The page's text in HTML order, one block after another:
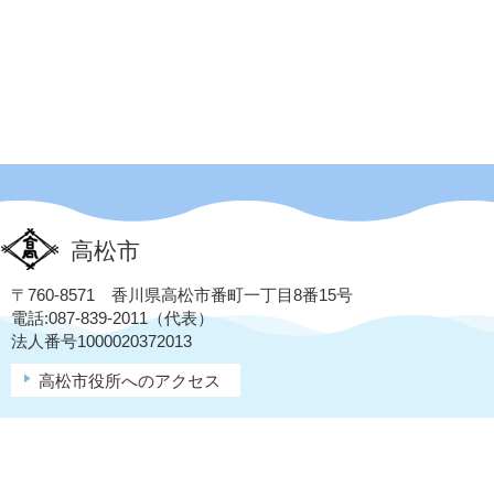
高松市
〒760-8571 香川県高松市番町一丁目8番15号
電話:087-839-2011（代表）
法人番号1000020372013
高松市役所へのアクセス